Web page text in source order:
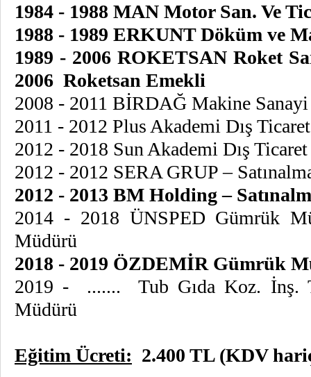
1984 - 1988 MAN Motor San. Ve
1988 - 1989 ERKUNT Döküm ve
1989 - 2006 ROKETSAN Roket
2006 Roketsan Emekli
2008 - 2011 BİRDAĞ Makine
2011 - 2012 Plus Akademi Dış
2012 - 2018 Sun Akademi Dış
2012 - 2012 SERA GRUP –
2012 - 2013 BM Holding –
2014 - 2018 ÜNSPED Gümrük
Müdürü
2018 - 2019 ÖZDEMİR Gümrük
2019 - ....... Tub Gıda Koz. İnş.
Müdürü
Eğitim Ücreti: 2.400 TL (KDV